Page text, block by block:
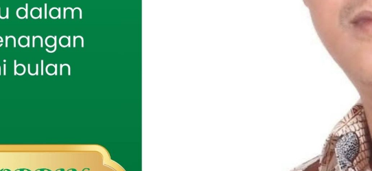
wilayah Kabupaten Pamekasan.
Latihan ini berfokus pada peningkatan kemampuan prajurit dalam
penanggulangan bencana seperti banjir, evakuasi korban tenggelam, serta
skenario penanganan kondisi darurat lainnya. Para peserta latihan diberikan
pembekalan teori dan dilanjutkan dengan praktik lapangan guna memperkuat
koordinasi, kecepatan respon, dan ketepatan tindakan di lokasi bencana.